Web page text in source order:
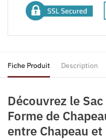
Fiche Produit Description
Découvrez le
Forme de
entre Chapeau et